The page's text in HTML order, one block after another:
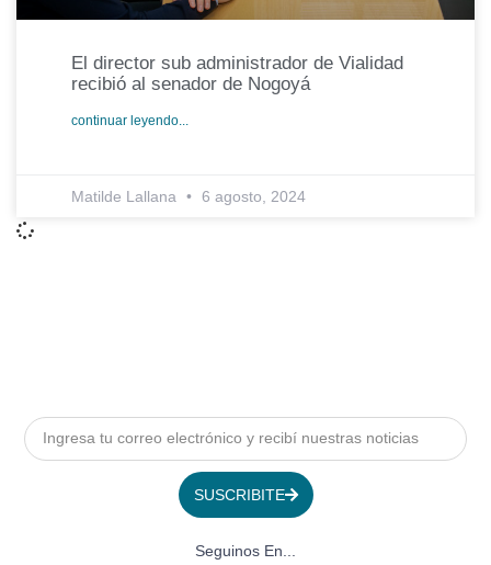
El director sub administrador de Vialidad
recibió al senador de Nogoyá
continuar leyendo...
Matilde Lallana 6 agosto, 2024
SUSCRIBITE
Seguinos En...